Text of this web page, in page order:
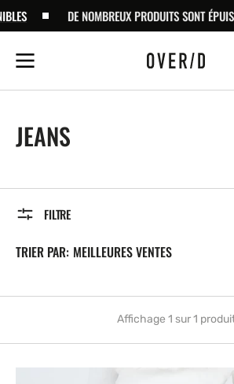
ALLER
AU
CONTENU
DE NOMBREUX PRODUITS SONT
COLLECTION:
JEANS
FILTRE
Affichage 1 sur 1
TRIER PAR: